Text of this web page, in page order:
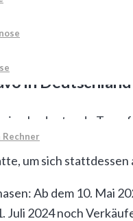
Rechner
in
bedeutende
aus
um sich
Ab dem 10. Mai
Juli 2024 noch